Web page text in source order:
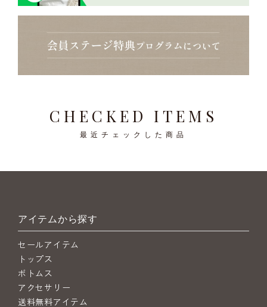
CHECKED ITEMS
最近チェックした商品
アイテムから探す
セールアイテム
トップス
ボトムス
アクセサリー
送料無料アイテム